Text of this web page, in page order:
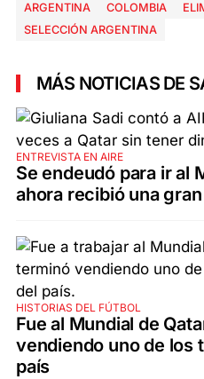
ARGENTINA COLOMBIA
SELECCIÓN ARGENTINA
MÁS NOTICIAS DE
ENTREVISTA EN AIRE
Se endeudó para ir al
ahora recibió una
HISTORIAS DEL FÚTBOL
Fue al Mundial de
vendiendo uno de los
país